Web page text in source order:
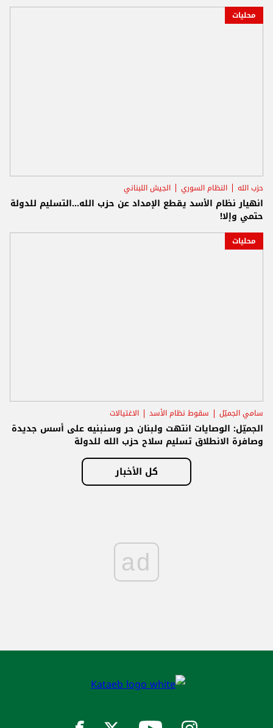
محليات
حزب الله النظام السوري الجيش اللبناني
انهيار نظام الأسد يقطع الإمداد عن حزب الله...التسليم للدولة
حتمي وإلا!
محليات
سامي الجميّل سقوط نظام الأسد الاغتيالات
الجميّل: الوصايات انتهت ولبنان حر وسنبنيه على أسس جديدة
وصافرة الانطلاق تسليم سلاح حزب الله للدولة
كل الأخبار
ad